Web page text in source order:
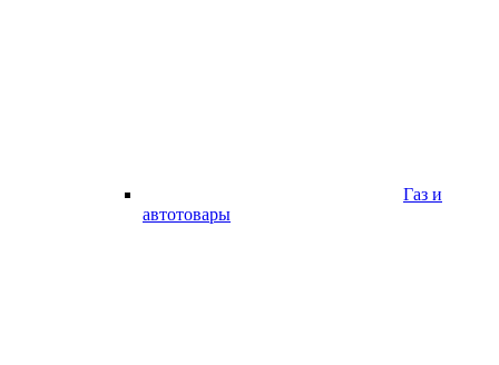
Газ и
автотовары